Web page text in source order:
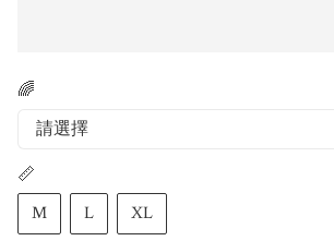
🌈
📏
M
L XL